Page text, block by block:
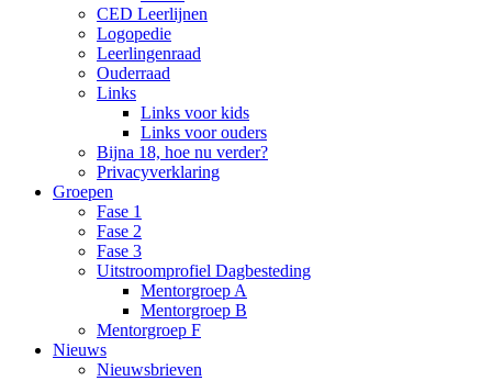
CED Leerlijnen
Logopedie
Leerlingenraad
Ouderraad
Links
Links voor kids
Links voor ouders
Bijna 18, hoe nu verder?
Privacyverklaring
Groepen
Fase 1
Fase 2
Fase 3
Uitstroomprofiel Dagbesteding
Mentorgroep A
Mentorgroep B
Mentorgroep F
Nieuws
Nieuwsbrieven